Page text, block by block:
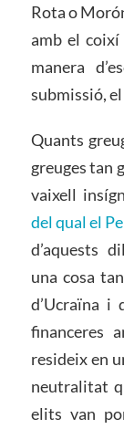
Rota o
amb el
manera
submissió,
Quants
greuges tan
vaixell
del qual el
d’aquests
una cosa
d’Ucraïna i
financeres
resideix en
neutralitat
elits van